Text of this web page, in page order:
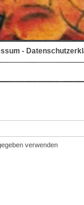
-
verwenden